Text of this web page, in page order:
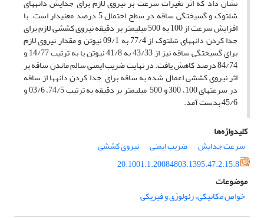
نشان داد که اثر تغیرات سرعت بر نیروی لازم برای جدایش دانه­های
شلتوک و گسیختگی ساقه در سطح احتمال 5 درصد معنی­دار است. با
افزایش سرعت از 100 به 500 میلی­متر بر دقیقه نیروی کششی لازم برای
جدا کردن دانه­های شلتوک از 77/4 به 09/1 نیوتن و مقدار نیروی لازم
برای گسیختگی ساقه نیز از 43/33 به 41/8 نیوتن یا به ترتیب 14/77 و
84/74 درصد کاهش یافت. در نهایت ضریب ایمنی سالم ماندن ساقه بر
اثر نیروی کششی اعمال شده به ساقه برای جدا کردن دانه­ها از ساقه
در سرعت­های 100، 300 و 500 میلی­متر بر دقیقه به ترتیب 74/5، 03/6 و
45/6 بدست آمد.
کلیدواژه‌ها
سرعت جدایش
ضریب ایمنی
نیروی کششی
20.1001.1.20084803.1395.47.2.15.8
موضوعات
خواص مکانیکی، رئولوژی و فیزیکی